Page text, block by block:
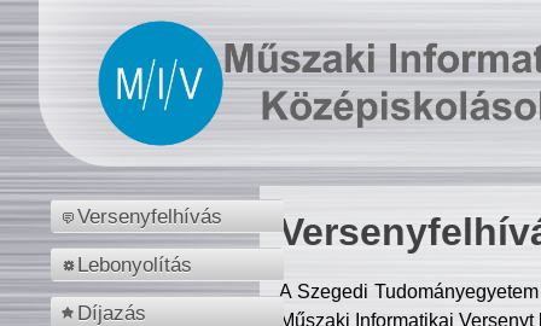
Versenyfelhívás
Lebonyolítás
Díjazás
A Szegedi
Műszaki Informatikai